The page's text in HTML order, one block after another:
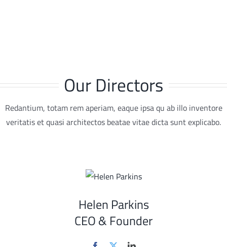
Our Directors
Redantium, totam rem aperiam, eaque ipsa qu ab illo inventore
veritatis et quasi architectos beatae vitae dicta sunt explicabo.
Helen Parkins
CEO & Founder